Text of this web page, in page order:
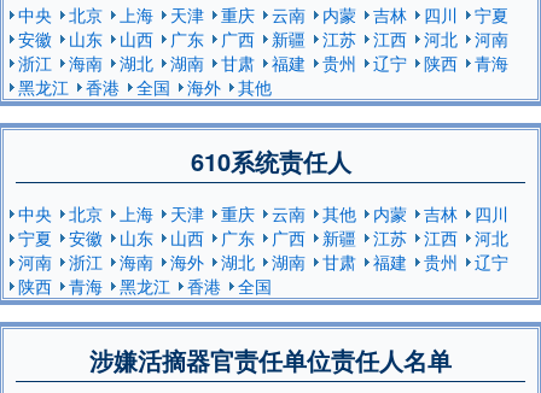
中央 北京 上海 天津 重庆 云南 内蒙 吉林 四川
宁夏
安徽
山东 山西 广东 广西 新疆 江苏 江西 河北
河南
浙江
海南 湖北 湖南 甘肃 福建 贵州 辽宁 陕西
青海
黑龙江
香港 全国 海外 其他
610系统责任人
中央 北京 上海 天津 重庆 云南 其他 内蒙 吉林
四川
宁夏
安徽 山东 山西 广东 广西 新疆 江苏 江西
河北
河南
浙江 海南 海外 湖北 湖南 甘肃 福建 贵州
辽宁
陕西
青海 黑龙江 香港 全国
涉嫌活摘器官责任单位责任人名单